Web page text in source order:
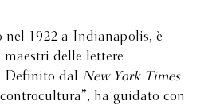
nel 1922 a Indianapolis, è
delle lettere
Definito dal
New York Times
ha guidato con